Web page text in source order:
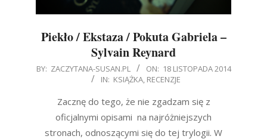
Piekło / Ekstaza / Pokuta Gabriela –
Sylvain Reynard
2014-
BY: ZACZYTANA-SUSAN.PL ON: 18 LISTOPADA 2014
IN: KSIĄŻKA, RECENZJE
Zacznę do tego, że nie zgadzam się z
oficjalnymi opisami na najróżniejszych
stronach, odnoszącymi się do tej trylogii. W